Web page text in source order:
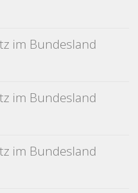
im Bundesland
im Bundesland
im Bundesland